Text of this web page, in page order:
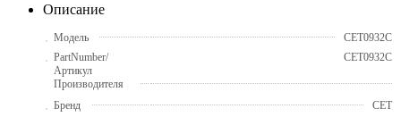
Описание
Модель
CET0932C
PartNumber/
Артикул
Производителя
CET0932C
Бренд
CET